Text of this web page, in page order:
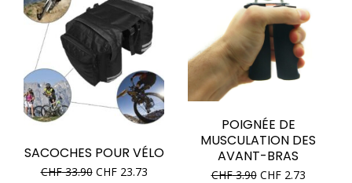
SACOCHES POUR VÉLO
CHF33.90 CHF23.73
POIGNÉE DE
MUSCULATION DES
AVANT-BRAS
CHF3.90 CHF2.73